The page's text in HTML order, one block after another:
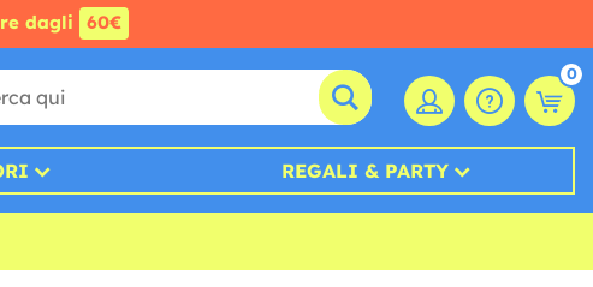
dagli 60€
0
REGALI & PARTY